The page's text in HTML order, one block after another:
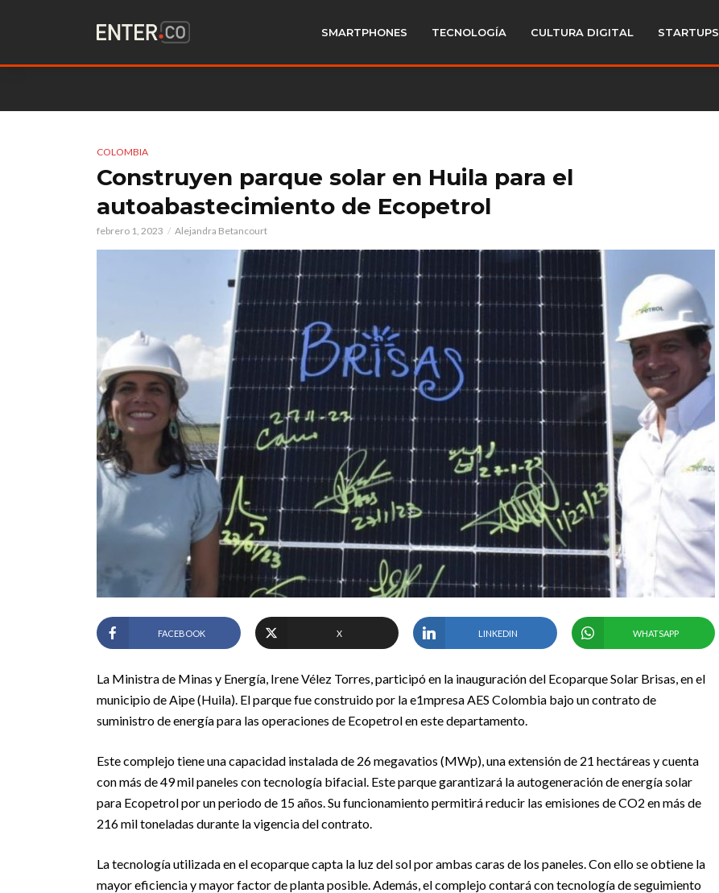
SMARTPHONES TECNOLOGÍA CULTURA DIGITAL STARTUPS
COLOMBIA
Construyen parque solar en Huila para el
autoabastecimiento de Ecopetrol
febrero 1, 2023 Alejandra Betancourt
FACEBOOK X LINKEDIN WHATSAPP
La Ministra de Minas y Energía, Irene Vélez Torres, participó en la inauguración del Ecoparque Solar Brisas, en el
municipio de Aipe (Huila). El parque fue construido por la e1mpresa AES Colombia bajo un contrato de
suministro de energía para las operaciones de Ecopetrol en este departamento.
Este complejo tiene una capacidad instalada de 26 megavatios (MWp), una extensión de 21 hectáreas y cuenta
con más de 49 mil paneles con tecnología bifacial. Este parque garantizará la autogeneración de energía solar
para Ecopetrol por un periodo de 15 años. Su funcionamiento permitirá reducir las emisiones de CO2 en más de
216 mil toneladas durante la vigencia del contrato.
La tecnología utilizada en el ecoparque capta la luz del sol por ambas caras de los paneles. Con ello se obtiene la
mayor eficiencia y mayor factor de planta posible. Además, el complejo contará con tecnología de seguimiento